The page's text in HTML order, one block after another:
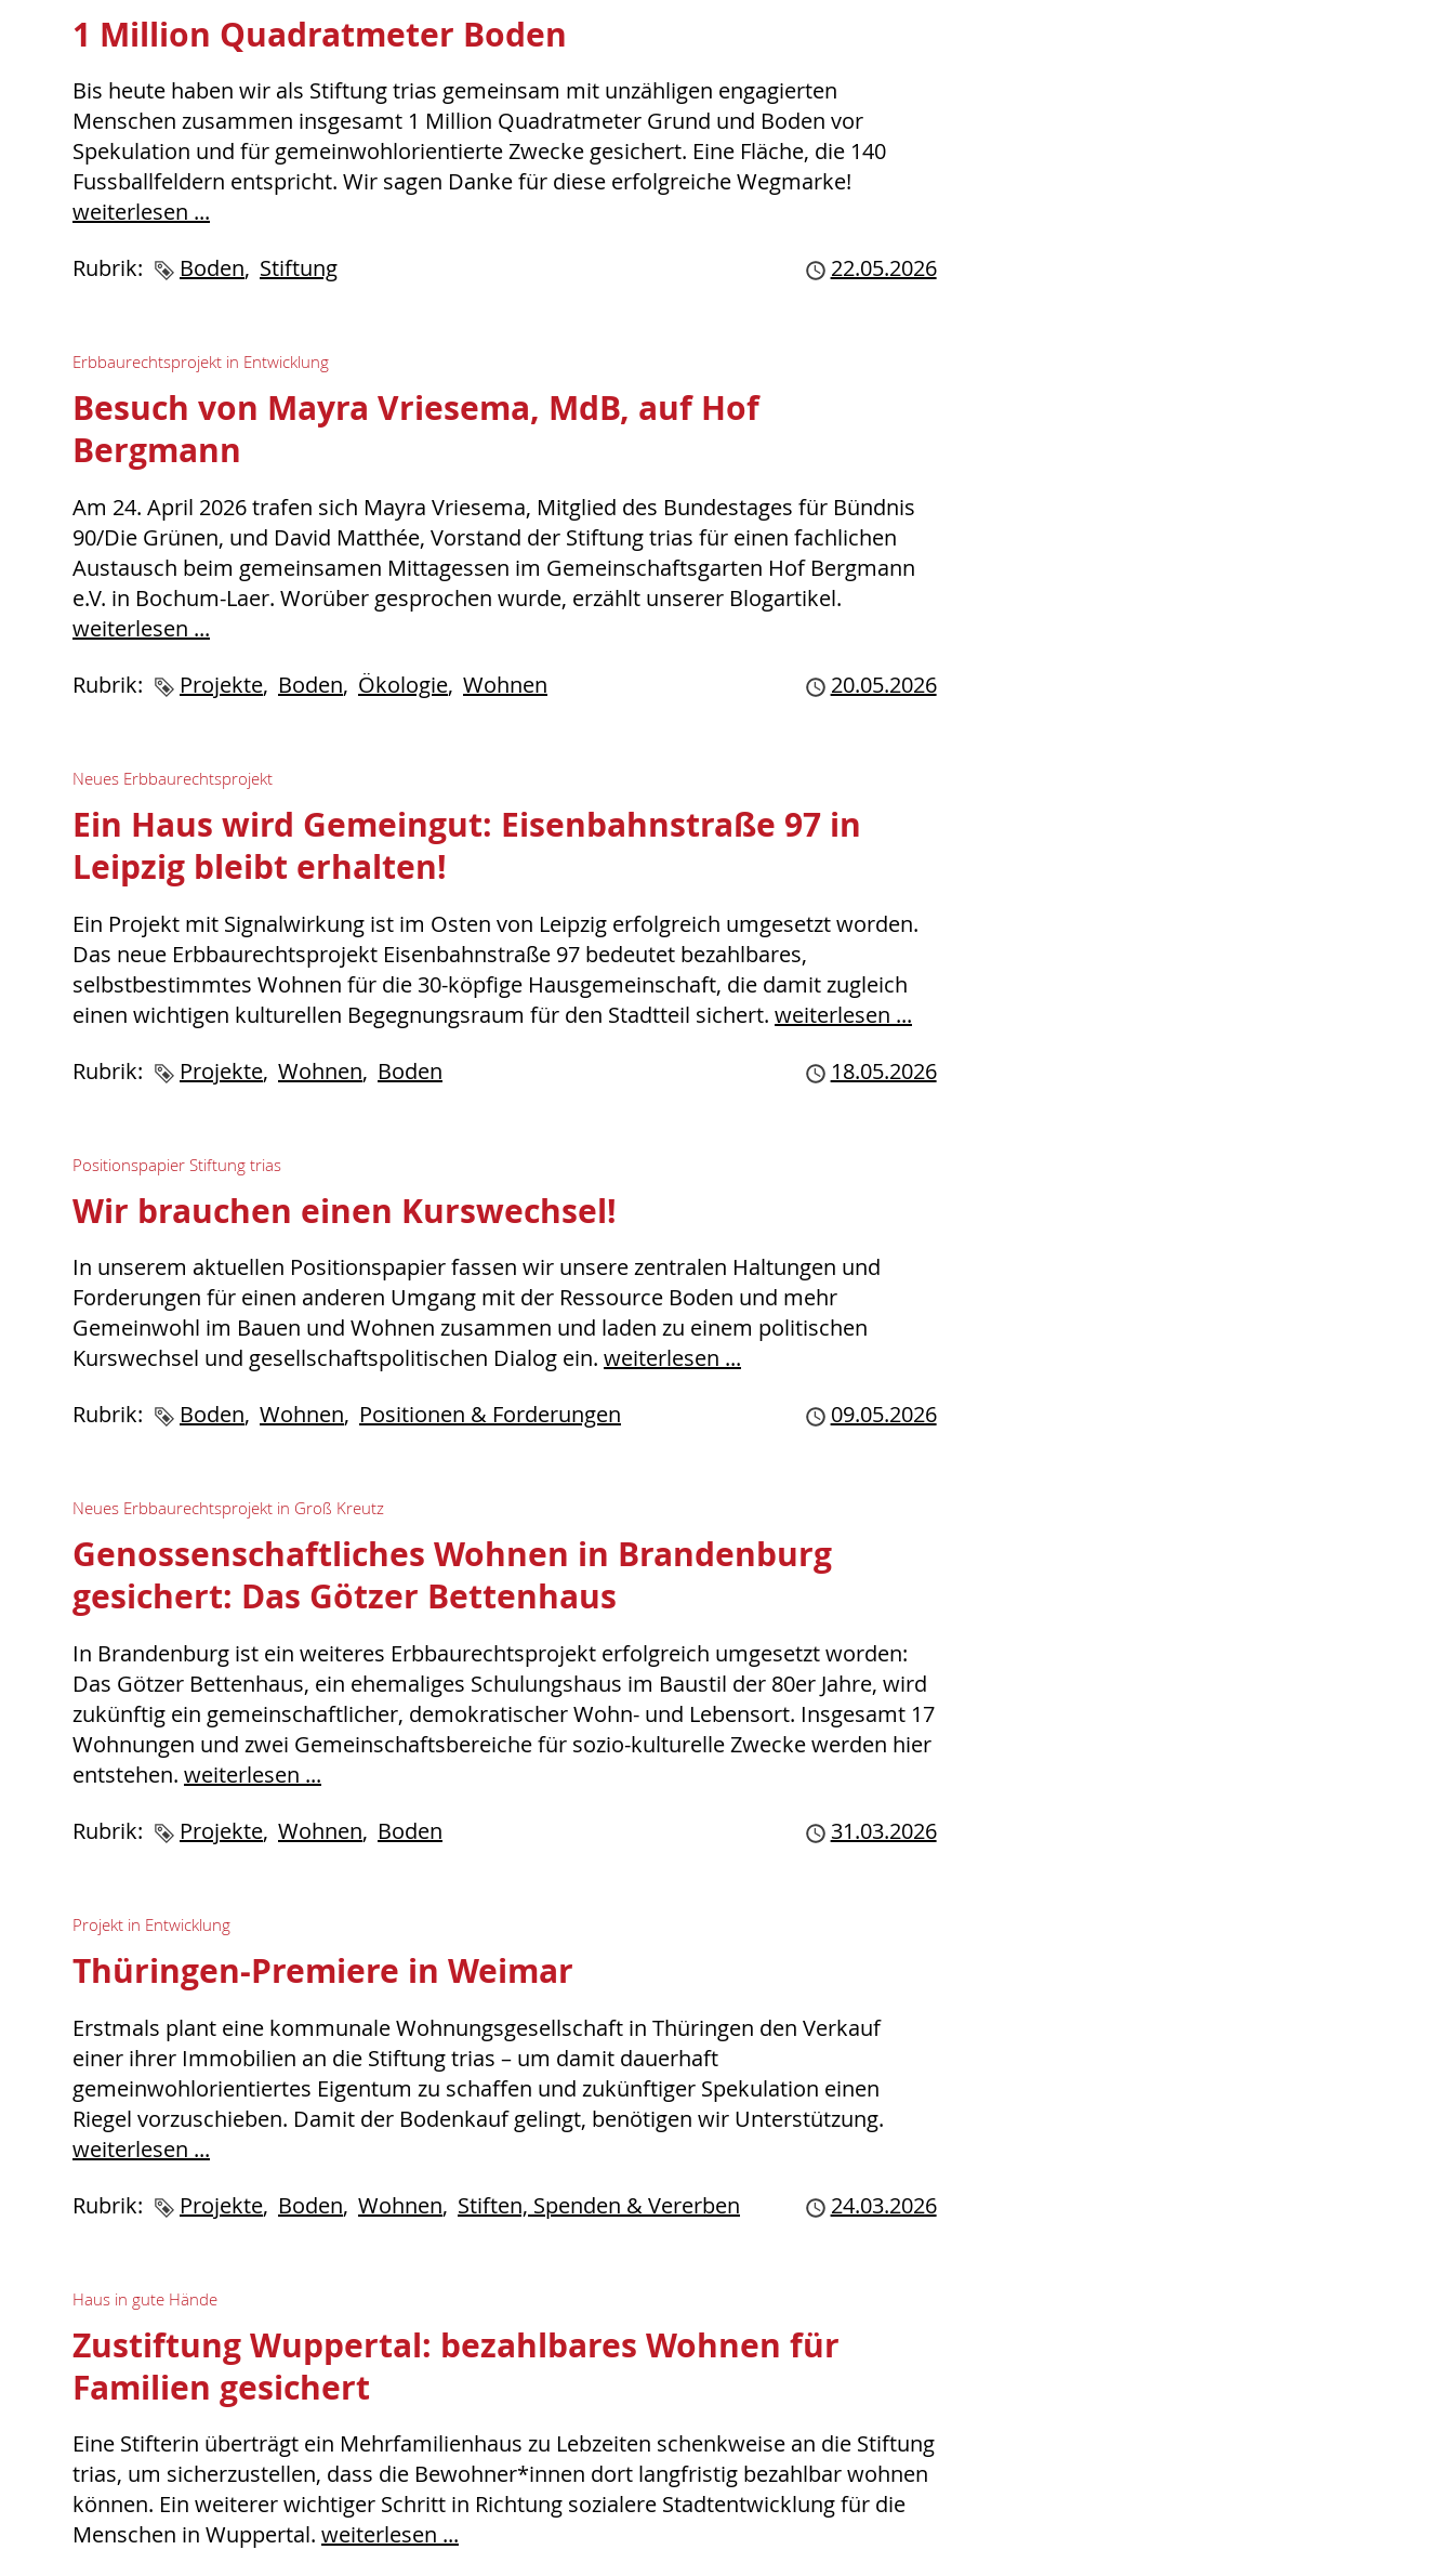
1 Million Quadratmeter Boden
Bis heute haben wir als Stiftung trias gemeinsam mit unzähligen engagierten
Menschen zusammen insgesamt 1 Million Quadratmeter Grund und Boden vor
Spekulation und für gemeinwohlorientierte Zwecke gesichert. Eine Fläche, die 140
Fussballfeldern entspricht. Wir sagen Danke für diese erfolgreiche Wegmarke!
weiterlesen ...
Rubrik:
Schlagworte
Boden Stiftung Publiziert
22.05.2026
Erbbaurechtsprojekt in Entwicklung
Besuch von Mayra Vriesema, MdB, auf Hof
Bergmann
Am 24. April 2026 trafen sich Mayra Vriesema, Mitglied des Bundestages für Bündnis
90/Die Grünen, und David Matthée, Vorstand der Stiftung trias für einen fachlichen
Austausch beim gemeinsamen Mittagessen im Gemeinschaftsgarten Hof Bergmann
e.V. in Bochum-Laer. Worüber gesprochen wurde, erzählt unserer Blogartikel.
weiterlesen ...
Rubrik:
Schlagworte
Projekte Boden Ökologie Wohnen Publiziert
20.05.2026
Neues Erbbaurechtsprojekt
Ein Haus wird Gemeingut: Eisenbahnstraße 97 in
Leipzig bleibt erhalten!
Ein Projekt mit Signalwirkung ist im Osten von Leipzig erfolgreich umgesetzt worden.
Das neue Erbbaurechtsprojekt Eisenbahnstraße 97 bedeutet bezahlbares,
selbstbestimmtes Wohnen für die 30-köpfige Hausgemeinschaft, die damit zugleich
einen wichtigen kulturellen Begegnungsraum für den Stadtteil sichert. weiterlesen ...
Rubrik:
Schlagworte
Projekte Wohnen Boden Publiziert
18.05.2026
Positionspapier Stiftung trias
Wir brauchen einen Kurswechsel!
In unserem aktuellen Positionspapier fassen wir unsere zentralen Haltungen und
Forderungen für einen anderen Umgang mit der Ressource Boden und mehr
Gemeinwohl im Bauen und Wohnen zusammen und laden zu einem politischen
Kurswechsel und gesellschaftspolitischen Dialog ein. weiterlesen ...
Rubrik:
Schlagworte
Boden Wohnen Positionen & Forderungen Publiziert
09.05.2026
Neues Erbbaurechtsprojekt in Groß Kreutz
Genossenschaftliches Wohnen in Brandenburg
gesichert: Das Götzer Bettenhaus
In Brandenburg ist ein weiteres Erbbaurechtsprojekt erfolgreich umgesetzt worden:
Das Götzer Bettenhaus, ein ehemaliges Schulungshaus im Baustil der 80er Jahre, wird
zukünftig ein gemeinschaftlicher, demokratischer Wohn- und Lebensort. Insgesamt 17
Wohnungen und zwei Gemeinschaftsbereiche für sozio-kulturelle Zwecke werden hier
entstehen. weiterlesen ...
Rubrik:
Schlagworte
Projekte Wohnen Boden Publiziert
31.03.2026
Projekt in Entwicklung
Thüringen-Premiere in Weimar
Erstmals plant eine kommunale Wohnungsgesellschaft in Thüringen den Verkauf
einer ihrer Immobilien an die Stiftung trias – um damit dauerhaft
gemeinwohlorientiertes Eigentum zu schaffen und zukünftiger Spekulation einen
Riegel vorzuschieben. Damit der Bodenkauf gelingt, benötigen wir Unterstützung.
weiterlesen ...
Rubrik:
Schlagworte
Projekte Boden Wohnen Stiften, Spenden & Vererben Publiziert
24.03.2026
Haus in gute Hände
Zustiftung Wuppertal: bezahlbares Wohnen für
Familien gesichert
Eine Stifterin überträgt ein Mehrfamilienhaus zu Lebzeiten schenkweise an die Stiftung
trias, um sicherzustellen, dass die Bewohner*innen dort langfristig bezahlbar wohnen
können. Ein weiterer wichtiger Schritt in Richtung sozialere Stadtentwicklung für die
Menschen in Wuppertal. weiterlesen ...